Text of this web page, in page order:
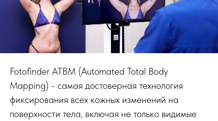
Fotofinder ATBM (Automated Total Body
Mapping) - самая достоверная технология
фиксирования всех кожных изменений на
поверхности тела, включая не только видимые